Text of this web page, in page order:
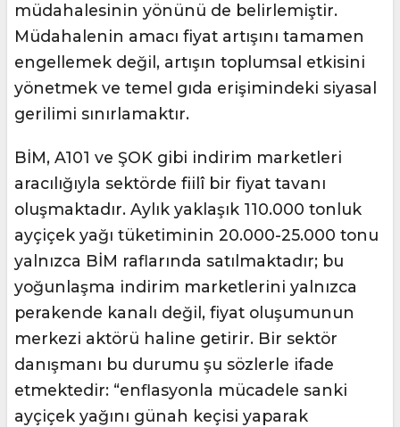
müdahalesinin yönünü de belirlemiştir.
Müdahalenin amacı fiyat artışını tamamen
engellemek değil, artışın toplumsal etkisini
yönetmek ve temel gıda erişimindeki siyasal
gerilimi sınırlamaktır.
BİM, A101 ve ŞOK gibi indirim marketleri
aracılığıyla sektörde fiilî bir fiyat tavanı
oluşmaktadır. Aylık yaklaşık 110.000 tonluk
ayçiçek yağı tüketiminin 20.000-25.000 tonu
yalnızca BİM raflarında satılmaktadır; bu
yoğunlaşma indirim marketlerini yalnızca
perakende kanalı değil, fiyat oluşumunun
merkezi aktörü haline getirir. Bir sektör
danışmanı bu durumu şu sözlerle ifade
etmektedir: “enflasyonla mücadele sanki
ayçiçek yağını günah keçisi yaparak